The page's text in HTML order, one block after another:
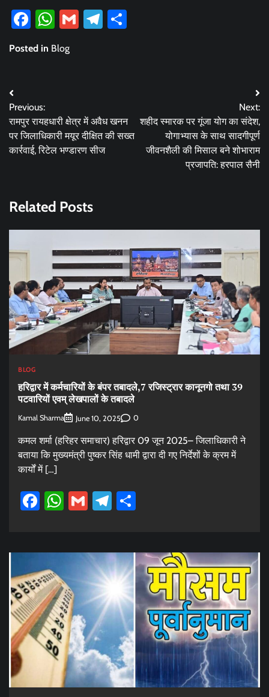
Facebook
WhatsApp
GmailTelegram
Posted in Blog
Post
navigation
Previous:
रामपुर रायहधारी क्षेत्र में अवैध खनन
पर जिलाधिकारी मयूर दीक्षित की सख्त
कार्रवाई, रिटेल भण्डारण सीज
Next:
शहीद स्मारक पर गूंजा योग का संदेश,
योगाभ्यास के साथ सादगीपूर्ण
जीवनशैली की मिसाल बने शोभाराम
प्रजापति: हरपाल सैनी
Related Posts
BLOG
हरिद्वार में कर्मचारियों के बंपर तबादले,7 रजिस्ट्रार कानूनगो तथा 39
पटवारियों एवम् लेखपालों के तबादले
Kamal Sharma June 10, 2025 0
कमल शर्मा (हरिहर समाचार) हरिद्वार 09 जून 2025– जिलाधिकारी ने
बताया कि मुख्यमंत्री पुष्कर सिंह धामी द्वारा दी गए निर्देशों के क्रम में
कार्यों में […]
Facebook
WhatsApp
GmailTelegram